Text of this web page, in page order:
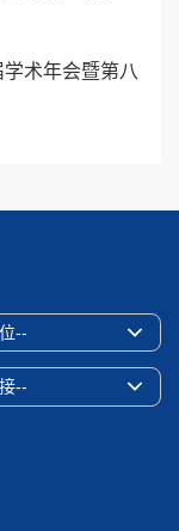
术年会暨第八
--
--